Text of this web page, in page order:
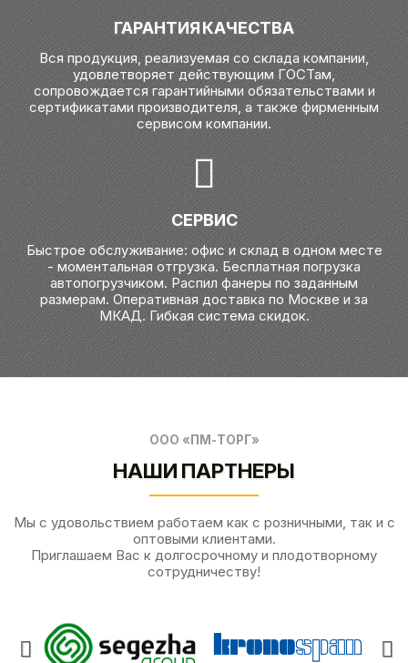
ГАРАНТИЯ КАЧЕСТВА
Вся продукция, реализуемая со склада компании,
удовлетворяет действующим ГОСТам,
сопровождается гарантийными обязательствами и
сертификатами производителя, а также фирменным
сервисом компании.
СЕРВИС
Быстрое обслуживание: офис и склад в одном месте
- моментальная отгрузка. Бесплатная погрузка
автопогрузчиком. Распил фанеры по заданным
размерам. Оперативная доставка по Москве и за
МКАД. Гибкая система скидок.
ООО «ПМ-ТОРГ»
НАШИ ПАРТНЕРЫ
Мы с удовольствием работаем как с розничными, так и с
оптовыми клиентами.
Приглашаем Вас к долгосрочному и плодотворному
сотрудничеству!